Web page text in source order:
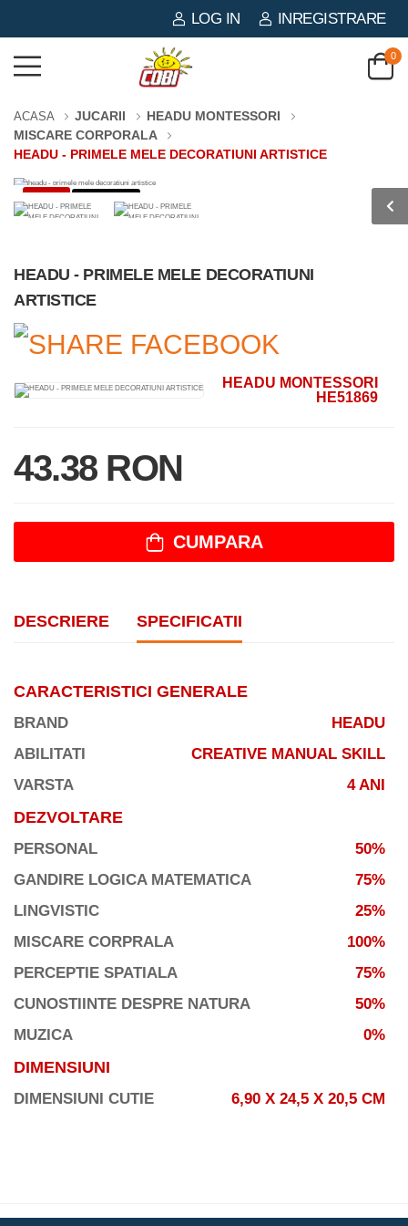
LOG IN INREGISTRARE
0
ACASA JUCARII
HEADU MONTESSORI
MISCARE CORPORALA
HEADU - PRIMELE MELE DECORATIUNI ARTISTICE
-3% 0 PIESE
HEADU - PRIMELE MELE DECORATIUNI
ARTISTICE
HEADU MONTESSORI
HE51869
43.38 RON
CUMPARA
DESCRIERE SPECIFICATII
CARACTERISTICI GENERALE
BRAND
HEADU
ABILITATI
CREATIVE MANUAL SKILL
VARSTA
4 ANI
DEZVOLTARE
PERSONAL
50%
GANDIRE LOGICA MATEMATICA
75%
LINGVISTIC
25%
MISCARE CORPRALA
100%
PERCEPTIE SPATIALA
75%
CUNOSTIINTE DESPRE NATURA
50%
MUZICA
0%
DIMENSIUNI
DIMENSIUNI CUTIE 6,90 X 24,5 X 20,5 CM